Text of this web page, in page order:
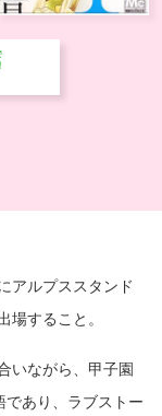
アルプススタンド
場すること。
いながら、甲子園
あり、ラブストー